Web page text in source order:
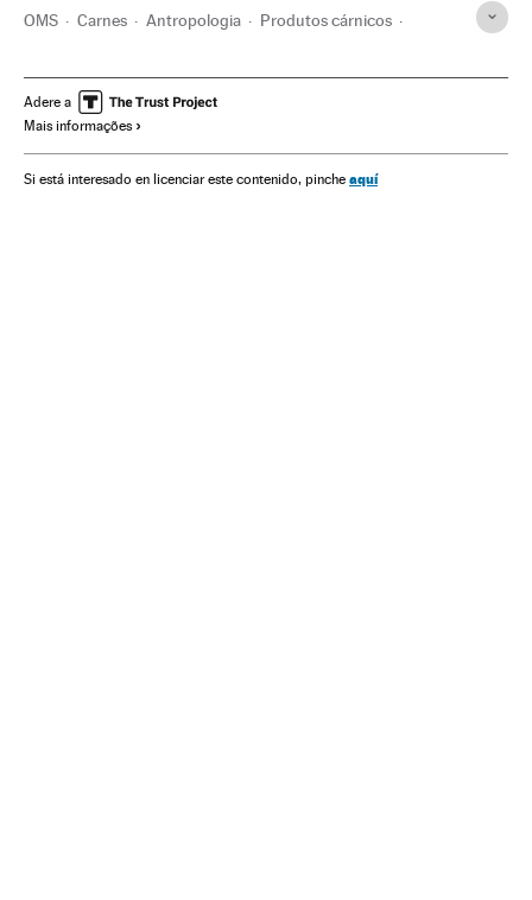
OMS Carnes Antropologia Produtos cárnicos
Política sanitária Organizações internacionais
Gastronomia
Agronegócio Cultura Espanha Saúde Ciência
Adere a
Mais informações
Si está interesado en licenciar este contenido, pinche aquí